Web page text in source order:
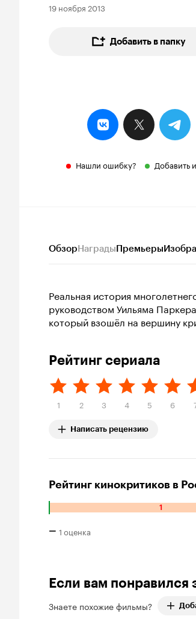
19 ноября 2013
Добавить в папку
Нашли ошибку? Добавить
ОбзорНаградыПремьеры
Реальная история
руководством Уильяма
который взошёл на вершину
Рейтинг сериала
1 2 3 4 5 6
Написать рецензию
Рейтинг кинокритиков в
1
Количество
оценок:
– 1 оценка
Если вам понравился
Знаете похожие фильмы?